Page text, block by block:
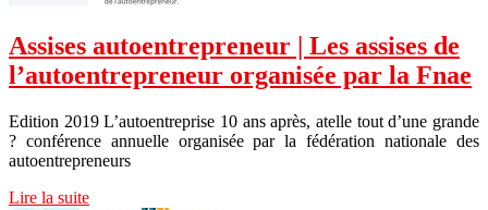
Assises autoentrep­re­neur | Les assises de
l’autoentrep­re­neur organisée par la Fnae
Edition 2019 L’autoentreprise 10 ans après, atelle tout d’une grande
? conférence annuelle organisée par la fédération nationale des
autoentrepreneurs
Lire la suite